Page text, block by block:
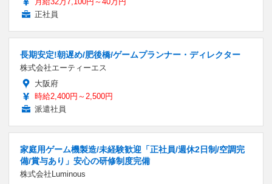
正社員
長期安定!朝遅め/肥後橋/ゲームプランナー・ディレクター
株式会社エーティーエス
大阪府
時給2,400円～2,500円
派遣社員
家庭用ゲーム機製造/未経験歓迎「正社員/週休2日制/空調完
備/賞与あり」安心の研修制度完備
株式会社Luminous